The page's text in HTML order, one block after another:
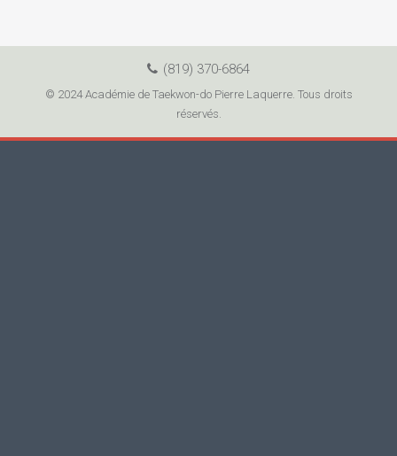
(819) 370-6864
© 2024 Académie de Taekwon-do Pierre Laquerre. Tous droits
réservés.